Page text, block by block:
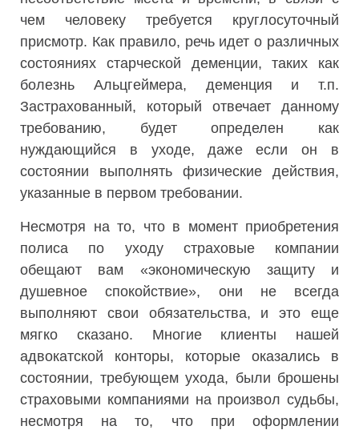
чем человеку требуется круглосуточный
присмотр. Как правило, речь идет о различных
состояниях старческой деменции, таких как
болезнь Альцгеймера, деменция и т.п.
Застрахованный, который отвечает данному
требованию, будет определен как
нуждающийся в уходе, даже если он в
состоянии выполнять физические действия,
указанные в первом требовании.
Несмотря на то, что в момент приобретения
полиса по уходу страховые компании
обещают вам «экономическую защиту и
душевное спокойствие», они не всегда
выполняют свои обязательства, и это еще
мягко сказано. Многие клиенты нашей
адвокатской конторы, которые оказались в
состоянии, требующем ухода, были брошены
страховыми компаниями на произвол судьбы,
несмотря на то, что при оформлении